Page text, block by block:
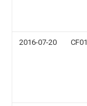
2016-07-20 CF01